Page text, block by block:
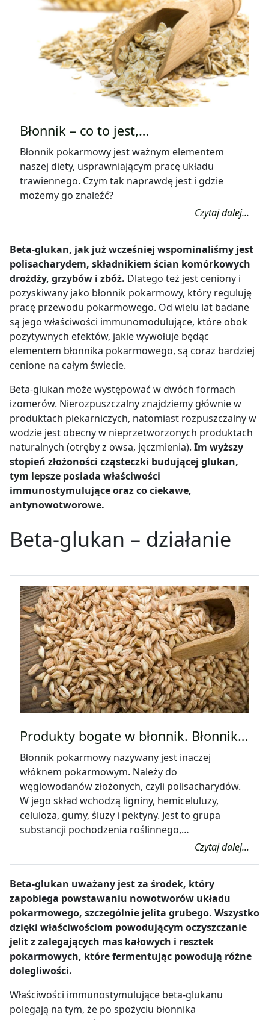
Błonnik – co to jest,…
Błonnik pokarmowy jest ważnym elementem
naszej diety, usprawniającym pracę układu
trawiennego. Czym tak naprawdę jest i gdzie
możemy go znaleźć?
Czytaj dalej...
Beta-glukan, jak już wcześniej wspominaliśmy jest
polisacharydem, składnikiem ścian komórkowych
drożdży, grzybów i zbóż. Dlatego też jest ceniony i
pozyskiwany jako błonnik pokarmowy, który reguluję
pracę przewodu pokarmowego. Od wielu lat badane
są jego właściwości immunomodulujące, które obok
pozytywnych efektów, jakie wywołuje będąc
elementem błonnika pokarmowego, są coraz bardziej
cenione na całym świecie.
Βeta-glukan może występować w dwóch formach
izomerów. Nierozpuszczalny znajdziemy głównie w
produktach piekarniczych, natomiast rozpuszczalny w
wodzie jest obecny w nieprzetworzonych produktach
naturalnych (otręby z owsa, jęczmienia). Im wyższy
stopień złożoności cząsteczki budującej glukan,
tym lepsze posiada właściwości
immunostymulujące oraz co ciekawe,
antynowotworowe.
Beta-glukan – działanie
Produkty bogate w błonnik. Błonnik…
Błonnik pokarmowy nazywany jest inaczej
włóknem pokarmowym. Należy do
węglowodanów złożonych, czyli polisacharydów.
W jego skład wchodzą ligniny, hemiceluluzy,
celuloza, gumy, śluzy i pektyny. Jest to grupa
substancji pochodzenia roślinnego,…
Czytaj dalej...
Beta-glukan uważany jest za środek, który
zapobiega powstawaniu nowotworów układu
pokarmowego, szczególnie jelita grubego. Wszystko
dzięki właściwościom powodującym oczyszczanie
jelit z zalegających mas kałowych i resztek
pokarmowych, które fermentując powodują różne
dolegliwości.
Właściwości immunostymulujące beta-glukanu
polegają na tym, że po spożyciu błonnika